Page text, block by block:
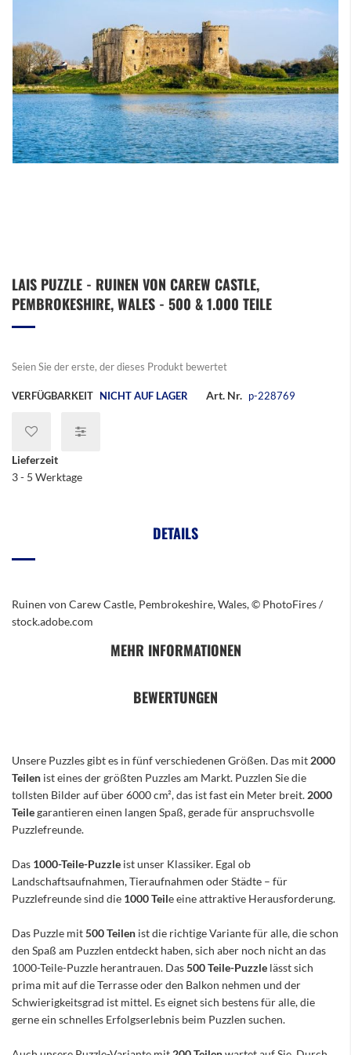
Anfang
der
LAIS PUZZLE - RUINEN VON CAREW CASTLE,
PEMBROKESHIRE, WALES - 500 & 1.000 TEILE
Seien Sie der erste, der dieses Produkt bewertet
VERFÜGBARKEIT NICHT AUF LAGER Art. Nr. p-228769
Lieferzeit
3 - 5 Werktage
DETAILS
Ruinen von Carew Castle, Pembrokeshire, Wales, © PhotoFires /
stock.adobe.com
MEHR INFORMATIONEN
BEWERTUNGEN
Unsere Puzzles gibt es in fünf verschiedenen Größen. Das mit 2000
Teilen ist eines der größten Puzzles am Markt. Puzzlen Sie die
tollsten Bilder auf über 6000 cm², das ist fast ein Meter breit. 2000
Teilegarantieren einen langen Spaß, gerade für anspruchsvolle
Puzzlefreunde.
Das 1000-Teile-Puzzle ist unser Klassiker. Egal ob
Landschaftsaufnahmen, Tieraufnahmen oder Städte – für
Puzzlefreunde sind die 1000 Teile eine attraktive Herausforderung.
Das Puzzle mit500 Teilen ist die richtige Variante für alle, die schon
den Spaß am Puzzlen entdeckt haben, sich aber noch nicht an das
1000-Teile-Puzzle herantrauen. Das500 Teile-Puzzle lässt sich
prima mit auf die Terrasse oder den Balkon nehmen und der
Schwierigkeitsgrad ist mittel. Es eignet sich bestens für alle, die
gerne ein schnelles Erfolgserlebnis beim Puzzlen suchen.